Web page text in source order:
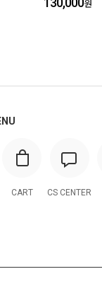
원
CART CS CENTER